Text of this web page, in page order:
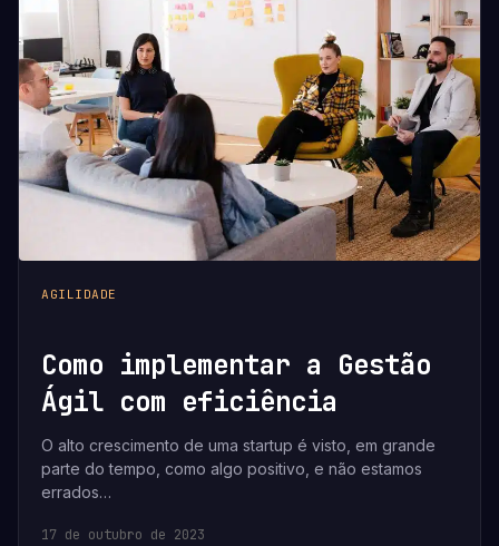
AGILIDADE
Como implementar a Gestão
Ágil com eficiência
O alto crescimento de uma startup é visto, em grande
parte do tempo, como algo positivo, e não estamos
errados…
17 de outubro de 2023